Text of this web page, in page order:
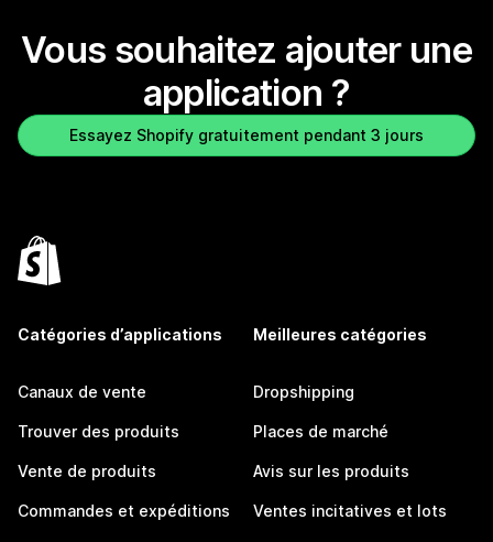
Vous souhaitez ajouter une
application ?
Essayez Shopify gratuitement pendant 3 jours
Catégories d’applications
Canaux de vente
Trouver des produits
Vente de produits
Commandes et expéditions
Meilleures catégories
Dropshipping
Places de marché
Avis sur les produits
Ventes incitatives et lots